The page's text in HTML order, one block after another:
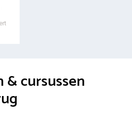
& cursussen